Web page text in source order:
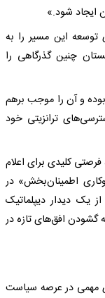
ایجاد شود.»
توسعه این مسیر را به
چنین گذرگاهی را
بوده و آن را موجب برهم
ترانزیتی خود
کلیدی برای اعلام
اطمینان‌بخش» در
یک دیدار دیپلماتیک
گشودن افق‌های تازه در
مهمی در عرصه سیاست